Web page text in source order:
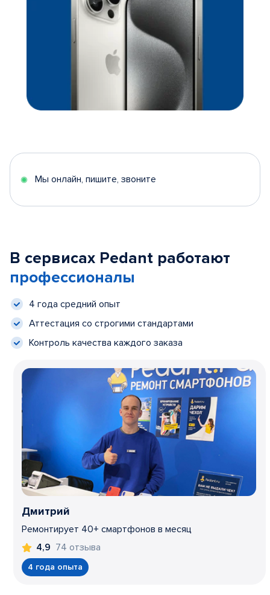
Мы онлайн, пишите, звоните
В сервисах Pedant работают
профессионалы
4 года средний опыт
Аттестация со строгими стандартами
Контроль качества каждого заказа
Дмитрий
Ремонтирует 40+ смартфонов в месяц
4,9 74 отзыва
4 года опыта